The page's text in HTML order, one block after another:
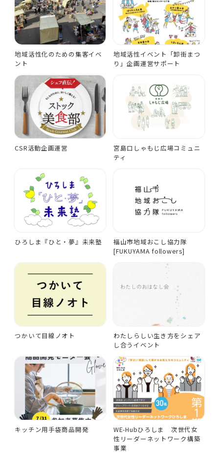
地域活性化のための集客イベ
ント
地域活性イベント「卸街まつ
り」企画運営サポート
CSR活動企画運営
宮島口しゃもじ広場コミュニ
ティ
ひろしま『ひと・夢』未来塾
福山市地域おこし協力隊
[FUKUYAMA followers]
つかいて目線ノオト
わたしらしい生き方をシェア
し合うイベント
キッチン用手袋商品開発
WE-Hubひろしま 次世代女
性リーダーネットワーク構築
事業